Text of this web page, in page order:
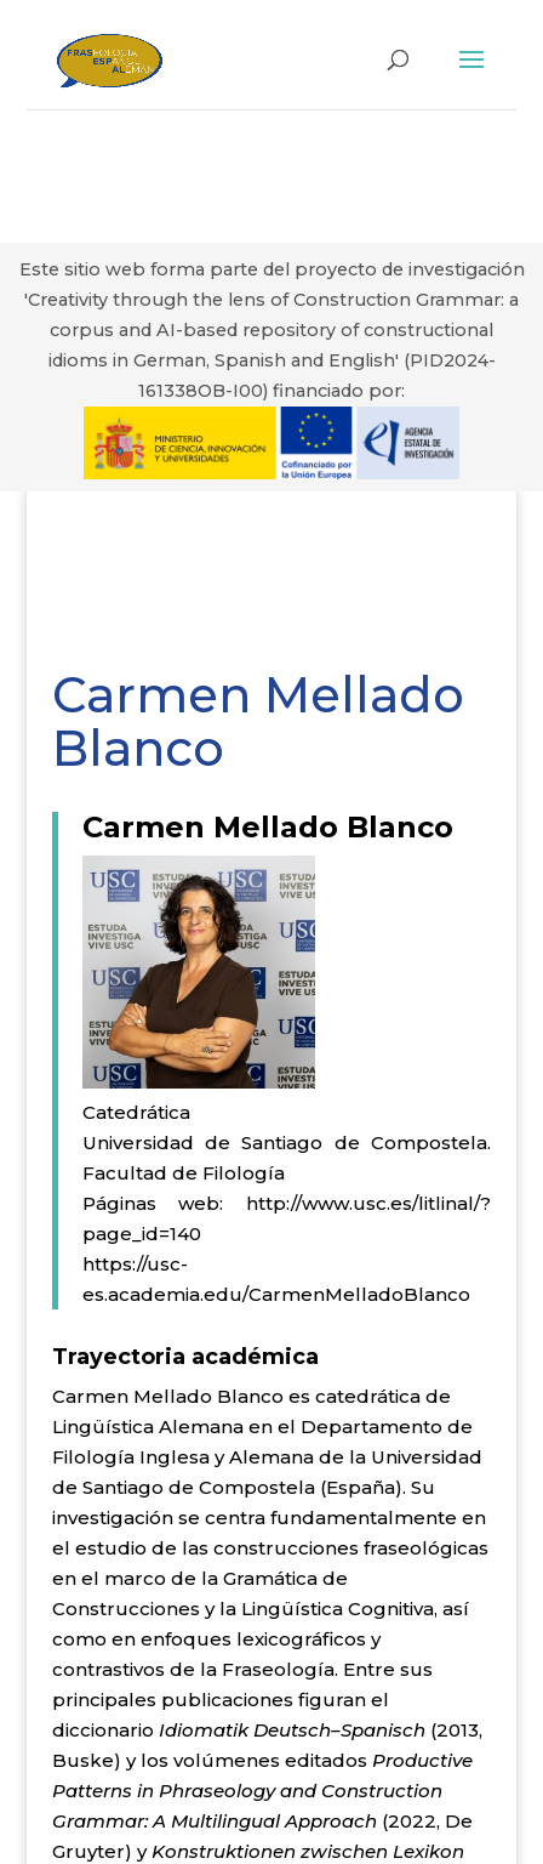
Este sitio web forma parte del proyecto de investigación
'Creativity through the lens of Construction Grammar: a
corpus and AI-based repository of constructional
idioms in German, Spanish and English' (PID2024-
161338OB-I00) financiado por:
Carmen Mellado
Blanco
Carmen Mellado Blanco
Catedrática
Universidad de Santiago de Compostela.
Facultad de Filología
Páginas web: http://www.usc.es/litlinal/?
page_id=140
https://usc-
es.academia.edu/CarmenMelladoBlanco
Trayectoria académica
Carmen Mellado Blanco es catedrática de
Lingüística Alemana en el Departamento de
Filología Inglesa y Alemana de la Universidad
de Santiago de Compostela (España). Su
investigación se centra fundamentalmente en
el estudio de las construcciones fraseológicas
en el marco de la Gramática de
Construcciones y la Lingüística Cognitiva, así
como en enfoques lexicográficos y
contrastivos de la Fraseología. Entre sus
principales publicaciones figuran el
diccionario Idiomatik Deutsch–Spanisch (2013,
Buske) y los volúmenes editados Productive
Patterns in Phraseology and Construction
Grammar: A Multilingual Approach (2022, De
Gruyter) yKonstruktionen zwischen Lexikon